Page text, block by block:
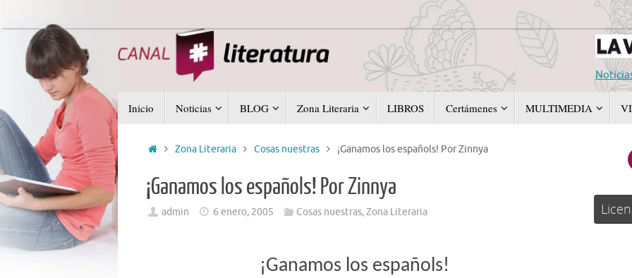
al
contenido
al
contenido
Inicio Noticias BLOG Zona Literaria LIBROS Certámenes MULTIMEDIA
InicioZona Literaria Cosas nuestras ¡Ganamos los españols! Por Zinnya
¡Ganamos los españols! Por Zinnya
admin 6 enero, 2005 Cosas nuestras,Zona Literaria
¡Ganamos los españols!